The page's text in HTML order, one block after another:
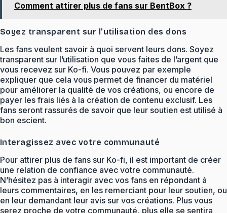
Comment attirer plus de fans sur BentBox ?
Soyez transparent sur l’utilisation des dons
Les fans veulent savoir à quoi servent leurs dons. Soyez
transparent sur l’utilisation que vous faites de l’argent que
vous recevez sur Ko-fi. Vous pouvez par exemple
expliquer que cela vous permet de financer du matériel
pour améliorer la qualité de vos créations, ou encore de
payer les frais liés à la création de contenu exclusif. Les
fans seront rassurés de savoir que leur soutien est utilisé à
bon escient.
Interagissez avec votre communauté
Pour attirer plus de fans sur Ko-fi, il est important de créer
une relation de confiance avec votre communauté.
N’hésitez pas à interagir avec vos fans en répondant à
leurs commentaires, en les remerciant pour leur soutien, ou
en leur demandant leur avis sur vos créations. Plus vous
serez proche de votre communauté, plus elle se sentira